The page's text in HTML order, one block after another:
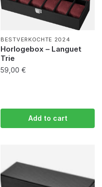
BESTVERKOCHTE 2024
Horlogebox – Languet
Trie
59,00 €
Add to cart